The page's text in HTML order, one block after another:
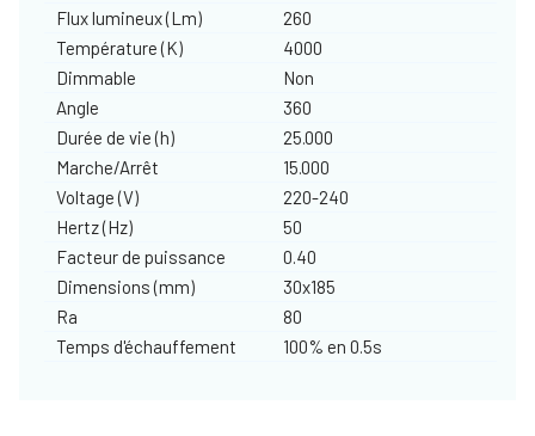
Flux lumineux (Lm)
260
Température (K)
4000
Dimmable
Non
Angle
360
Durée de vie (h)
25.000
Marche/Arrêt
15.000
Voltage (V)
220-240
Hertz (Hz)
50
Facteur de puissance
0.40
Dimensions (mm)
30x185
Ra
80
Temps d'échauffement
100% en 0.5s